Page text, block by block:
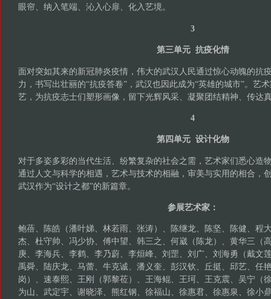
眼帘、纳入笔端、沁入心扉、化入艺境。
3
第三单元 抗疫化情
面对突如其来的新冠肺炎疫情，伟大的武汉人民通过惊心动魄的抗
力，书写出壮丽的“抗疫答卷”，武汉也因此成为“英雄的城市”。艺
艺，为抗疫志士们塑形画像，留下光辉风采、凝聚团结精神、传达
4
第四单元 设计化物
对于多姿多彩的当代生活、纷繁复杂的社会之需，艺术家们悉心造
通过人文与科学的相遇，艺术与技术的相融，审美与实用的相合，
武汉作为“设计之都”的新篇章。
参展艺术家：
鲍蓓、陈皓（潘叶娣、林若雨、张涛）、陈继龙、陈坚、陈健、程
杰、杜守帅、冯少协、傅中望、韩三之、何崴（陈龙）、黄华三（
庚、李海兵、李鹤、李乃蔚、李烜峰、刘罡、刘广、刘海勇（戴文
禹舜、陆庆龙、马蕾、牛克诚、潘义奎、彭汉钦、丘挺、邱艺、任
岗）、速泰熙、王刚（郭黎莅）、王海鲲、王珂、王克震、吴宁（
为山、武定宇、谢晓泽、熊红钢、徐福山、徐惠君、徐惠泉、徐小